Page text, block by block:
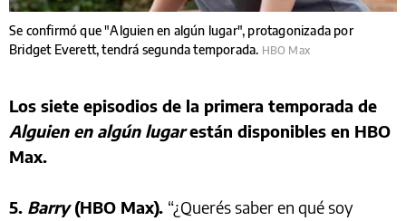
Se confirmó que "Alguien en algún lugar", protagonizada por
Bridget Everett, tendrá segunda temporada. HBO Max
Los siete episodios de la primera temporada de
Alguien en algún lugarestán disponibles en HBO
Max.
5. Barry(HBO Max). “¿Querés saber en qué soy